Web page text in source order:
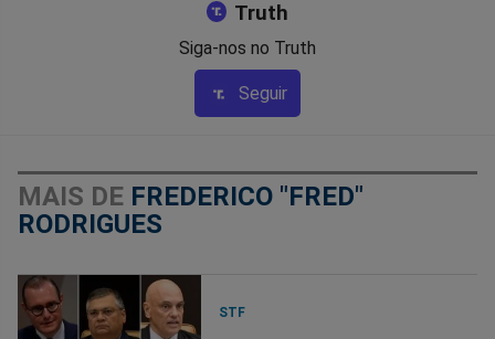
Truth
Siga-nos no Truth
Seguir
MAIS DE FREDERICO "FRED"
RODRIGUES
STF